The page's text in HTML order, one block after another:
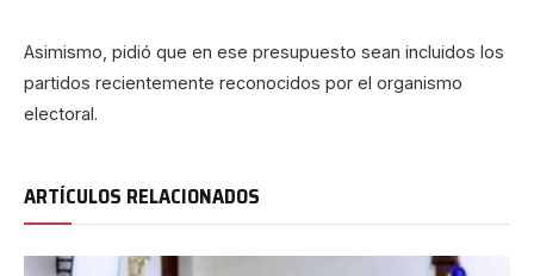
Asimismo, pidió que en ese presupuesto sean incluidos los
partidos recientemente reconocidos por el organismo
electoral.
ARTÍCULOS RELACIONADOS